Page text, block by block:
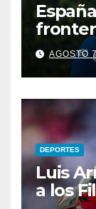
AGOSTO
DEPORTES
Luis
a los